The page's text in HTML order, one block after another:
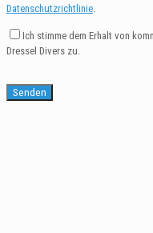
Datenschutzrichtlinie
Ich stimme dem Erhalt von
Dressel Divers zu.